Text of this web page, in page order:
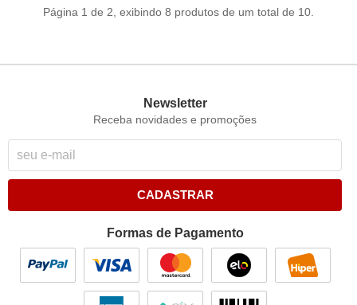
Página 1 de 2, exibindo 8 produtos de um total de 10.
Newsletter
Receba novidades e promoções
CADASTRAR
Formas de Pagamento